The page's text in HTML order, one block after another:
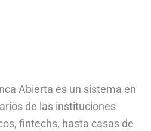
Abierta es un sistema en
de las instituciones
fintechs, hasta casas de